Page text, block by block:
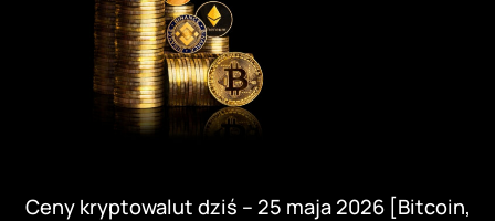
Ceny kryptowalut dziś – 25 maja 2026 [Bitcoin,